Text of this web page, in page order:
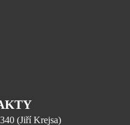
(Jiří Krejsa)